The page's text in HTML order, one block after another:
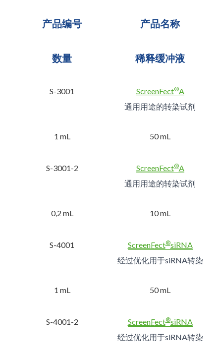
产品编号 产品名称
数量 稀释缓冲液
S-3001 ScreenFect®A
通用用途的转染试剂
1 mL 50 mL
S-3001-2 ScreenFect®A
通用用途的转染试剂
0,2 mL 10 mL
S-4001 ScreenFect®siRNA
经过优化用于siRNA转染
1 mL 50 mL
S-4001-2 ScreenFect®siRNA
经过优化用于siRNA转染